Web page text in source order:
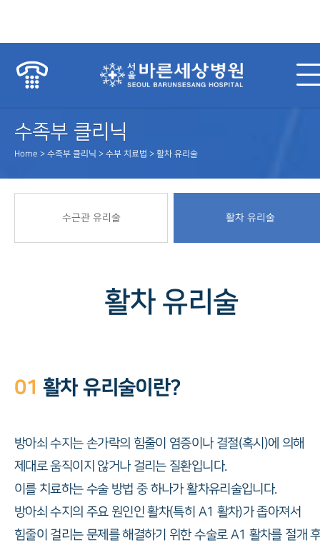
수족부 클리닉
Home > 수족부 클리닉 > 수부 치료법 > 활차 유리술
수근관 유리술 활차 유리술
활차 유리술
01 활차 유리술이란?
방아쇠 수지는 손가락의 힘줄이 염증이나 결절(혹시)에 의해
제대로 움직이지 않거나 걸리는 질환입니다.
이를 치료하는 수술 방법 중 하나가 활차유리술입니다.
방아쇠 수지의 주요 원인인 활차(특히 A1 활차)가 좁아져서
힘줄이 걸리는 문제를 해결하기 위한 수술로 A1 활차를 절개